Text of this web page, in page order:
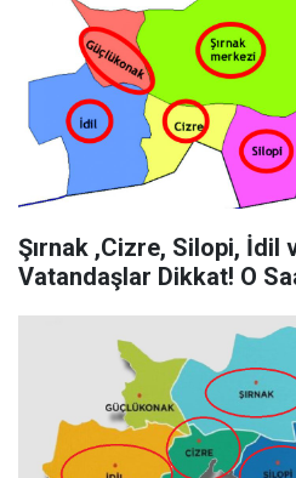
Şırnak ,Cizre, Silopi, İdil
Vatandaşlar Dikkat! O